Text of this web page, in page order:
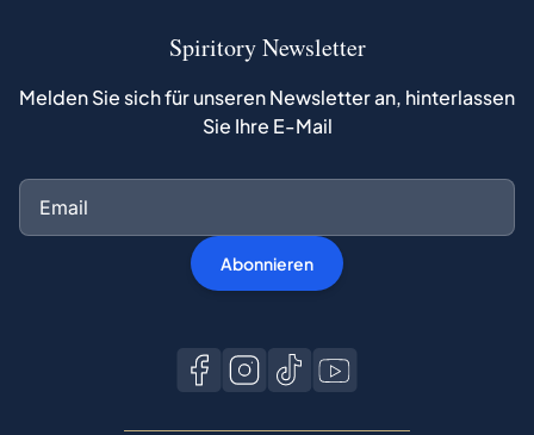
Spiritory Newsletter
Melden Sie sich für unseren Newsletter an, hinterlassen
Sie Ihre E-Mail
Abonnieren